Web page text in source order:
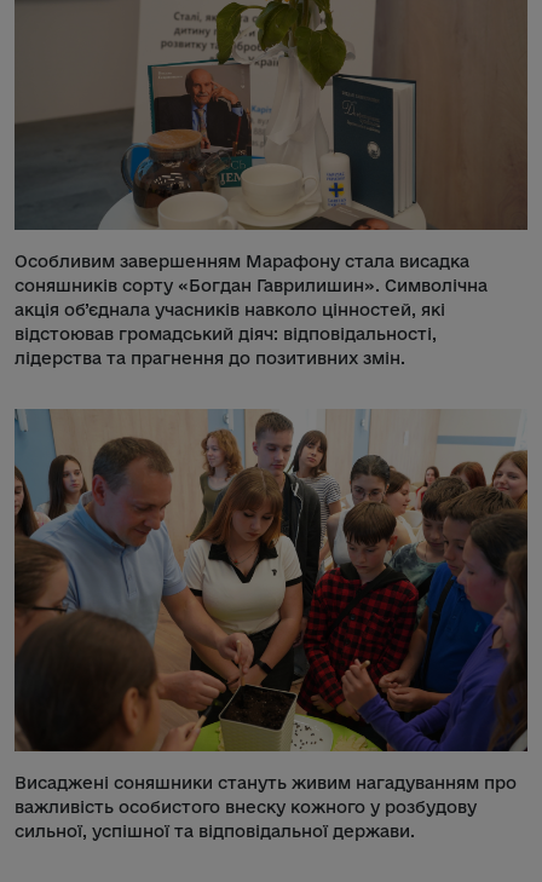
Особливим завершенням Марафону стала висадка
соняшників сорту «Богдан Гаврилишин». Символічна
акція об’єднала учасників навколо цінностей, які
відстоював громадський діяч: відповідальності,
лідерства та прагнення до позитивних змін.
Висаджені соняшники стануть живим нагадуванням про
важливість особистого внеску кожного у розбудову
сильної, успішної та відповідальної держави.